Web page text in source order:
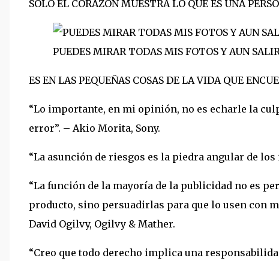
SOLO EL CORAZON MUESTRA LO QUE ES UNA
PUEDES MIRAR TODAS MIS FOTOS Y AUN
ES EN LAS PEQUEÑAS COSAS DE LA VIDA QUE
“Lo importante, en mi opinión, no es echarle la
error”. – Akio Morita, Sony.
“La asunción de riesgos es la piedra angular de
“La función de la mayoría de la publicidad no es
producto, sino persuadirlas para que lo usen con
David Ogilvy, Ogilvy & Mather.
“Creo que todo derecho implica una